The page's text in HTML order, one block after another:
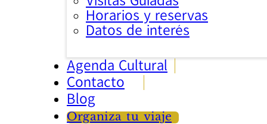
Horarios y reservas
Datos de interés
Agenda Cultural
Contacto
Blog
Organiza tu viaje